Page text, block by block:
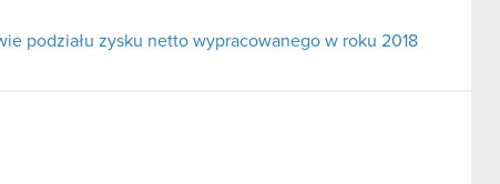
podziału zysku netto wypracowanego w roku 2018